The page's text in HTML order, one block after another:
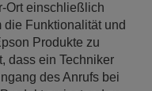
Ort einschließlich
die Funktionalität und
Produkte zu
dass ein Techniker
des Anrufs bei